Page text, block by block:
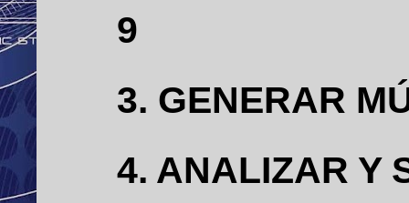
9
3. GENERAR
4. ANALIZAR Y